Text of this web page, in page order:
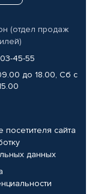
(отдел продаж
45-55
до 18.00, Сб с
посетителя сайта
данных